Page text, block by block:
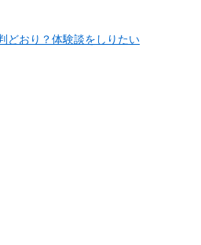
どおり？体験談をしりたい